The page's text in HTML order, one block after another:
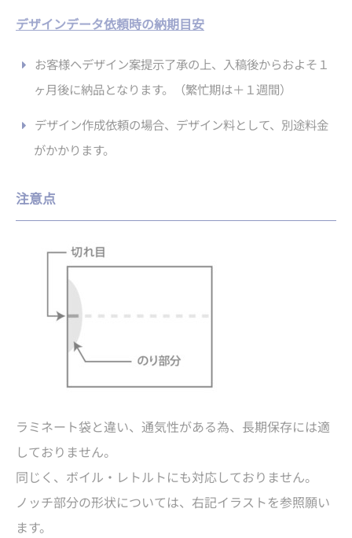
デザインデータ依頼時の納期目安
お客様ヘデザイン案提示了承の上、入稿後からおよそ１
ヶ月後に納品となります。（繁忙期は＋１週間）
デザイン作成依頼の場合、デザイン料として、別途料金
がかかります。
注意点
ラミネート袋と違い、通気性がある為、長期保存には適
しておりません。
同じく、ボイル・レトルトにも対応しておりません。
ノッチ部分の形状については、右記イラストを参照願い
ます。